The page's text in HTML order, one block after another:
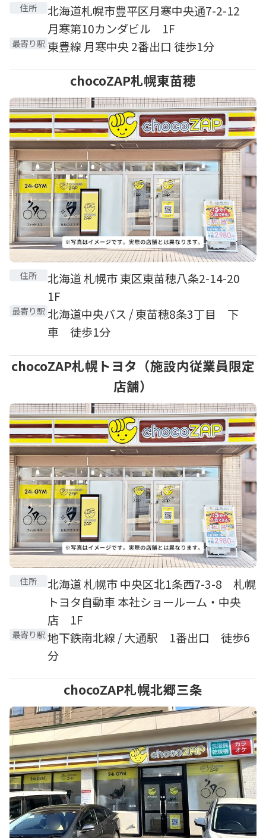
住所
北海道札幌市豊平区月寒中央通7-2-12
月寒第10カンダビル 1F
最寄り駅 東豊線 月寒中央 2番出口 徒歩1分
chocoZAP札幌東苗穂
住所
北海道 札幌市 東区東苗穂八条2-14-20
1F
最寄り駅 北海道中央バス / 東苗穂8条3丁目 下
車 徒歩1分
chocoZAP札幌トヨタ（施設内従業員限定
店舗）
住所
北海道 札幌市 中央区北1条西7-3-8 札幌
トヨタ自動車 本社ショールーム・中央
店 1F
最寄り駅 地下鉄南北線 / 大通駅 1番出口 徒歩6
分
chocoZAP札幌北郷三条